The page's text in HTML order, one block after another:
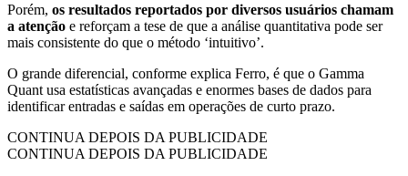
Porém, os resultados reportados por diversos usuários chamam
a atenção e reforçam a tese de que a análise quantitativa pode ser
mais consistente do que o método ‘intuitivo’.
O grande diferencial, conforme explica Ferro, é que o Gamma
Quant usa estatísticas avançadas e enormes bases de dados para
identificar entradas e saídas em operações de curto prazo.
CONTINUA DEPOIS DA PUBLICIDADE
CONTINUA DEPOIS DA PUBLICIDADE